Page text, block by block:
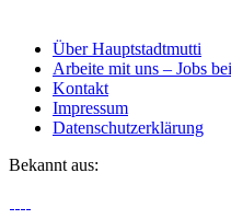
Über Hauptstadtmutti
Arbeite mit uns – Jobs
Kontakt
Impressum
Datenschutzerklärung
Bekannt aus: